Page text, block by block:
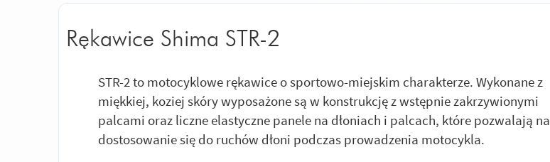
Rękawice Shima STR-2
STR-2 to motocyklowe rękawice o sportowo-miejskim charakterze. Wykonane z
miękkiej, koziej skóry wyposażone są w konstrukcję z wstępnie zakrzywionymi
palcami oraz liczne elastyczne panele na dłoniach i palcach, które pozwalają na
dostosowanie się do ruchów dłoni podczas prowadzenia motocykla.